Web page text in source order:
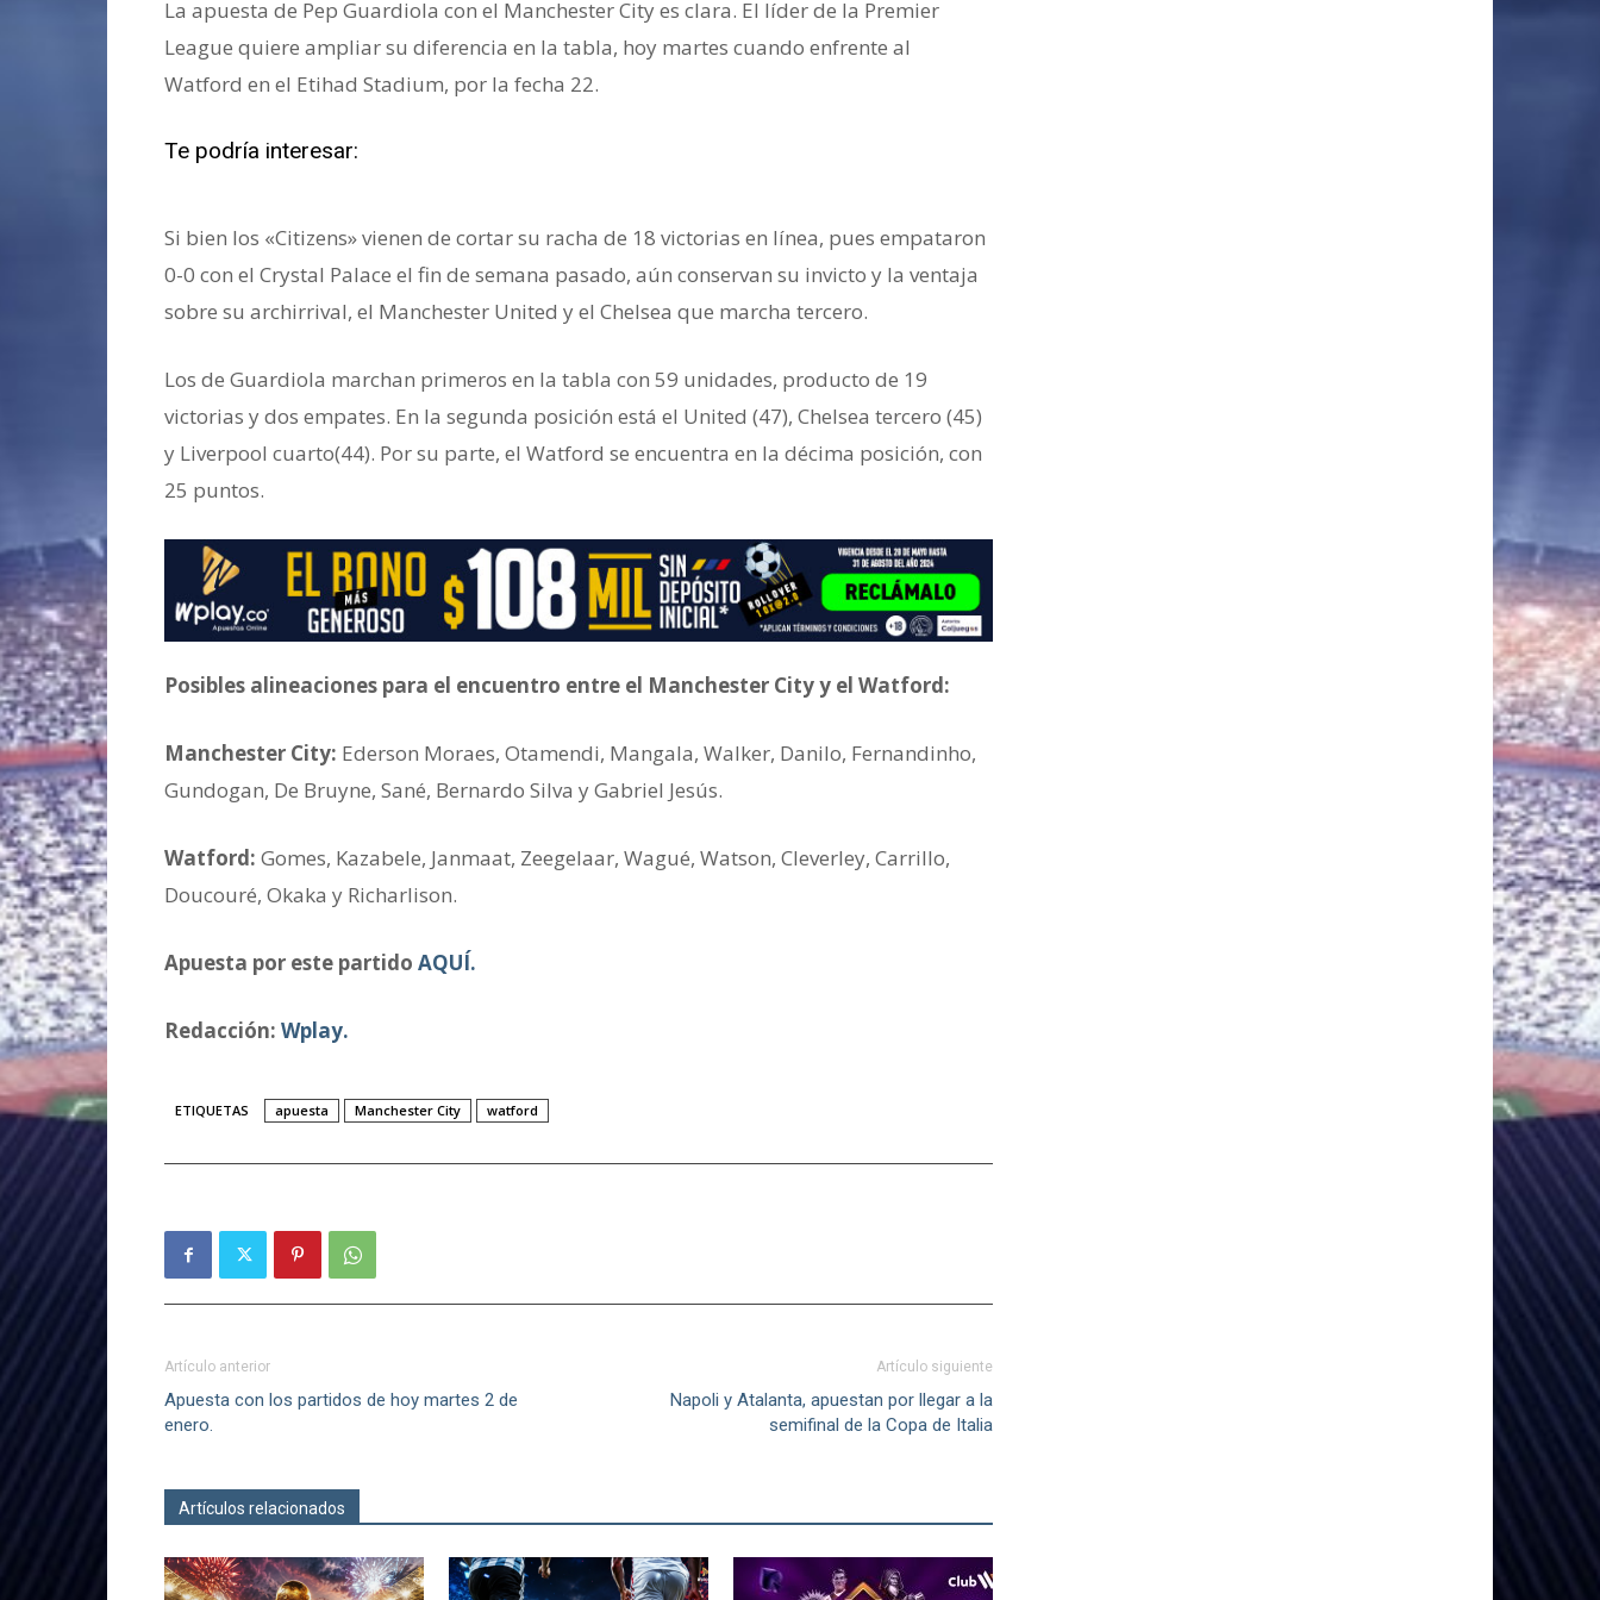
La apuesta de Pep Guardiola con el Manchester City es clara. El líder de la Premier
League quiere ampliar su diferencia en la tabla, hoy martes cuando enfrente al
Watford en el Etihad Stadium, por la fecha 22.
Te podría interesar:
Si bien los «Citizens» vienen de cortar su racha de 18 victorias en línea, pues empataron
0-0 con el Crystal Palace el fin de semana pasado, aún conservan su invicto y la ventaja
sobre su archirrival, el Manchester United y el Chelsea que marcha tercero.
Los de Guardiola marchan primeros en la tabla con 59 unidades, producto de 19
victorias y dos empates. En la segunda posición está el United (47), Chelsea tercero (45)
y Liverpool cuarto(44). Por su parte, el Watford se encuentra en la décima posición, con
25 puntos.
Posibles alineaciones para el encuentro entre el Manchester City y el Watford:
Manchester City: Ederson Moraes, Otamendi, Mangala, Walker, Danilo, Fernandinho,
Gundogan, De Bruyne, Sané, Bernardo Silva y Gabriel Jesús.
Watford: Gomes, Kazabele, Janmaat, Zeegelaar, Wagué, Watson, Cleverley, Carrillo,
Doucouré, Okaka y Richarlison.
Apuesta por este partido AQUÍ.
Redacción: Wplay.
ETIQUETAS apuesta Manchester City watford
Artículo anterior
Apuesta con los partidos de hoy martes 2 de
enero.
Artículo siguiente
Napoli y Atalanta, apuestan por llegar a la
semifinal de la Copa de Italia
Artículos relacionados